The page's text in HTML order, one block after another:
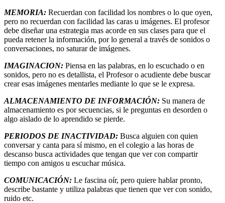
MEMORIA: Recuerdan con facilidad los nombres o lo que oyen,
pero no recuerdan con facilidad las caras u imágenes. El profesor
debe diseñar una estrategia mas acorde en sus clases para que el
pueda retener la información, por lo general a través de sonidos o
conversaciones, no saturar de imágenes.
IMAGINACION: Piensa en las palabras, en lo escuchado o en
sonidos, pero no es detallista, el Profesor o acudiente debe buscar
crear esas imágenes mentarles mediante lo que se le expresa.
ALMACENAMIENTO DE INFORMACIÓN: Su manera de
almacenamiento es por secuencias, si le preguntas en desorden o
algo aislado de lo aprendido se pierde.
PERIODOS DE INACTIVIDAD: Busca alguien con quien
conversar y canta para sí mismo, en el colegio a las horas de
descanso busca actividades que tengan que ver con compartir
tiempo con amigos u escuchar música.
COMUNICACIÓN: Le fascina oír, pero quiere hablar pronto,
describe bastante y utiliza palabras que tienen que ver con sonido,
ruido etc.